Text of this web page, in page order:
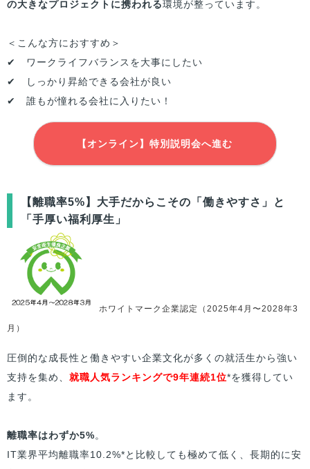
の大きなプロジェクトに携われる環境が整っています。
＜こんな方におすすめ＞
✔ ワークライフバランスを大事にしたい
✔ しっかり昇給できる会社が良い
✔ 誰もが憧れる会社に入りたい！
【オンライン】特別説明会へ進む
【離職率5%】大手だからこその「働きやすさ」と
「手厚い福利厚生」
ホワイトマーク企業認定（2025年4月〜2028年3
月）
圧倒的な成長性と働きやすい企業文化が多くの就活生から強い
支持を集め、 就職人気ランキングで9年連続1位*を獲得してい
ます。
離職率はわずか5%。
IT業界平均離職率10.2%*と比較しても極めて低く、長期的に安